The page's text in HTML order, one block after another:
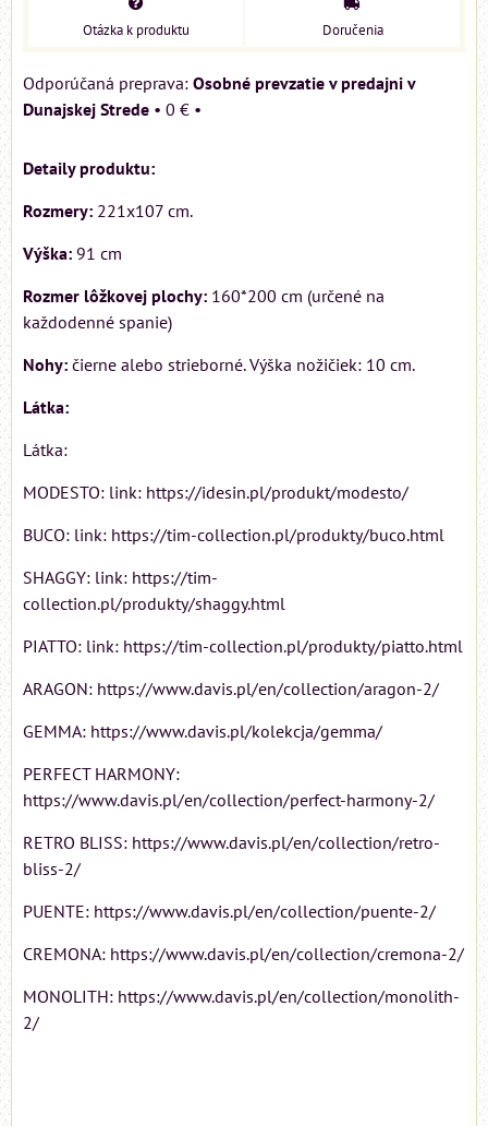
Otázka k produktu Doručenia
Osobné prevzatie v predajni v
Dunajskej Strede • 0 € •
Detaily produktu:
Rozmery: 221x107 cm.
Výška: 91 cm
Rozmer lôžkovej plochy: 160*200 cm (určené na
každodenné spanie)
Nohy: čierne alebo strieborné. Výška nožičiek: 10 cm.
Látka:
Látka:
MODESTO: link: https://idesin.pl/produkt/modesto/
BUCO: link: https://tim-collection.pl/produkty/buco.html
SHAGGY: link: https://tim-
collection.pl/produkty/shaggy.html
PIATTO: link: https://tim-collection.pl/produkty/piatto.html
ARAGON: https://www.davis.pl/en/collection/aragon-2/
GEMMA: https://www.davis.pl/kolekcja/gemma/
PERFECT HARMONY:
https://www.davis.pl/en/collection/perfect-harmony-2/
RETRO BLISS: https://www.davis.pl/en/collection/retro-
bliss-2/
PUENTE: https://www.davis.pl/en/collection/puente-2/
CREMONA: https://www.davis.pl/en/collection/cremona-2/
MONOLITH: https://www.davis.pl/en/collection/monolith-
2/